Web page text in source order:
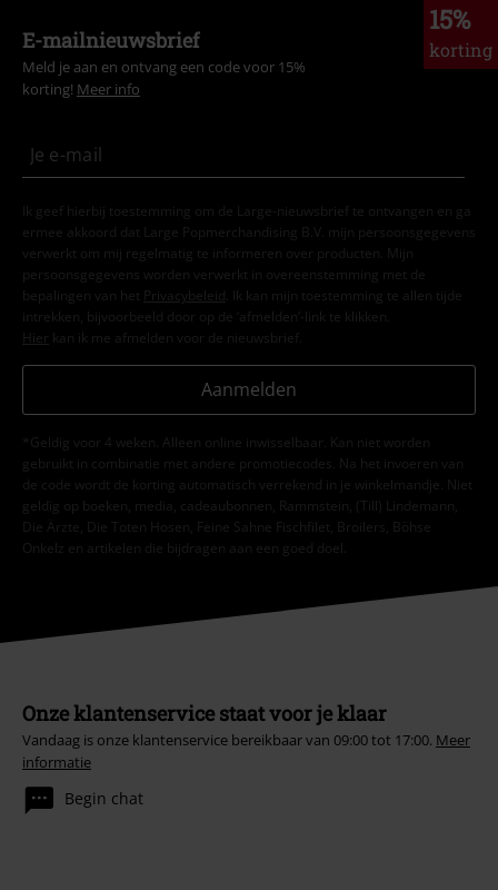
15%
korting
E-mailnieuwsbrief
Meld je aan en ontvang een code voor 15%
korting! Meer info
Ik geef hierbij toestemming om de Large-nieuwsbrief te ontvangen en ga
ermee akkoord dat Large Popmerchandising B.V. mijn persoonsgegevens
verwerkt om mij regelmatig te informeren over producten. Mijn
persoonsgegevens worden verwerkt in overeenstemming met de
bepalingen van het
Privacybeleid . Ik kan mijn toestemming te allen tijde
intrekken, bijvoorbeeld door op de ‘afmelden’-link te klikken.
Hier kan ik me afmelden voor de nieuwsbrief.
Aanmelden
*Geldig voor 4 weken. Alleen online inwisselbaar. Kan niet worden
gebruikt in combinatie met andere promotiecodes. Na het invoeren van
de code wordt de korting automatisch verrekend in je winkelmandje. Niet
geldig op boeken, media, cadeaubonnen, Rammstein, (Till) Lindemann,
Die Ärzte, Die Toten Hosen, Feine Sahne Fischfilet, Broilers, Böhse
Onkelz en artikelen die bijdragen aan een goed doel.
Onze klantenservice staat voor je klaar
Vandaag is onze klantenservice bereikbaar van 09:00 tot 17:00. Meer
informatie
Begin chat